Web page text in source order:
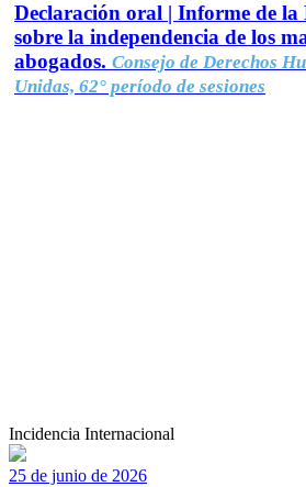
Declaración oral | Informe de la
sobre la independencia de los
abogados. Consejo de Derechos
Unidas, 62° período de sesiones
Incidencia Internacional
25 de junio de 2026